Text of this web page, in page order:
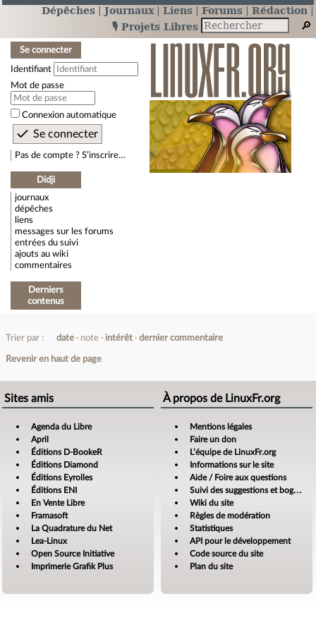
Dépêches Journaux Liens Forums
Rédaction
🎙️ Projets Libres
Se connecter
Identifiant
Mot de passe
Connexion automatique
Pas de compte ? S’inscrire…
Didji
journaux
dépêches
liens
messages sur les forums
entrées du suivi
ajouts au wiki
commentaires
Derniers
contenus
Trier par : date note intérêt dernier commentaire
Revenir en haut de page
Sites amis
Agenda du Libre
April
Éditions D-BookeR
Éditions Diamond
Éditions Eyrolles
Éditions ENI
En Vente Libre
Framasoft
La Quadrature du Net
Lea-Linux
Open Source Initiative
Imprimerie Grafik Plus
À propos de LinuxFr.org
Mentions légales
Faire un don
L’équipe de LinuxFr.org
Informations sur le site
Aide / Foire aux questions
Suivi des suggestions et bogues
Wiki du site
Règles de modération
Statistiques
API pour le développement
Code source du site
Plan du site